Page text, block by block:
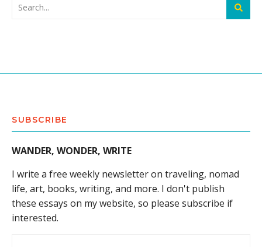
SUBSCRIBE
WANDER, WONDER, WRITE
I write a free weekly newsletter on traveling, nomad
life, art, books, writing, and more. I don't publish
these essays on my website, so please subscribe if
interested.